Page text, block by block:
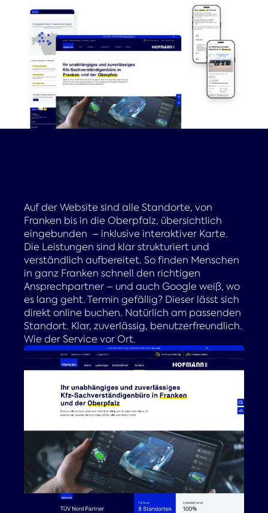
Auf der Website sind alle Standorte, von
Franken bis in die Oberpfalz, übersichtlich
eingebunden – inklusive interaktiver Karte.
Die Leistungen sind klar strukturiert und
verständlich aufbereitet. So finden Menschen
in ganz Franken schnell den richtigen
Ansprechpartner – und auch Google weiß, wo
es lang geht. Termin gefällig? Dieser lässt sich
direkt online buchen. Natürlich am passenden
Standort. Klar, zuverlässig, benutzerfreundlich.
Wie der Service vor Ort.